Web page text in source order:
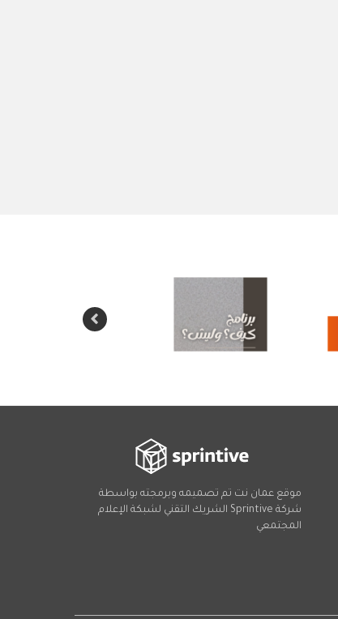
موقع عمان نت تم تصميمه وبرمجته بواسطة
شركة Sprintive الشريك التقني لشبكة الإعلام
المجتمعي